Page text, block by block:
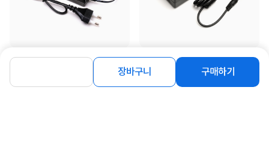
장바구니 구매하기
[프라임디렉트] 아답터, 220V / 12V 2A
[내경2.1mm/외경5.5mm] 전원 케이
블 일체형 [...
4% 4,700원
[프라임디렉트] 아답터, 190~240V /
12V 5A [내경2.1~2.5mm/외경
5.5mm] 전원 케이블 ...
4% 6,850원